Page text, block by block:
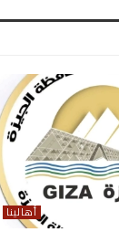
أهالينا